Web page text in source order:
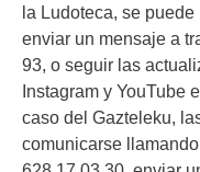
la Ludoteca, se
enviar un mensaje a
93, o seguir las
Instagram y YouTube
caso del Gazteleku,
comunicarse